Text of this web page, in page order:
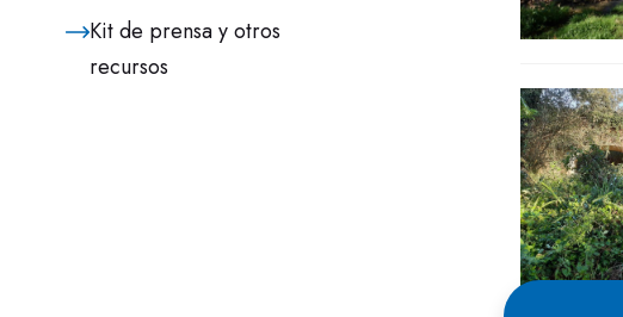
Kit de prensa y otros
recursos